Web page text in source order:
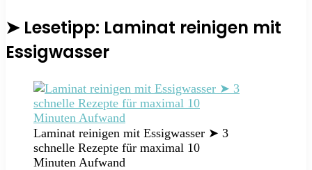
➤ Lesetipp: Laminat reinigen mit
Essigwasser
Laminat reinigen mit Essigwasser ➤ 3
schnelle Rezepte für maximal 10
Minuten Aufwand